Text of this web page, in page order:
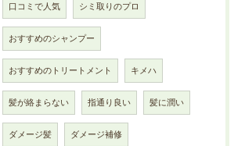
口コミで人気 シミ取りのプロ
おすすめのシャンプー
おすすめのトリートメント キメハ
髪が絡まらない 指通り良い 髪に潤い
ダメージ髪 ダメージ補修